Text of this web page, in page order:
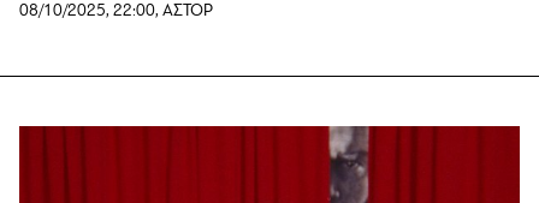
08/10/2025, 22:00, ΑΣΤΟΡ